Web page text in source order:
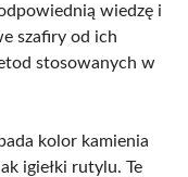
wiedzę i
szafiry od ich
stosowanych w
kolor kamienia
igiełki rutylu. Te